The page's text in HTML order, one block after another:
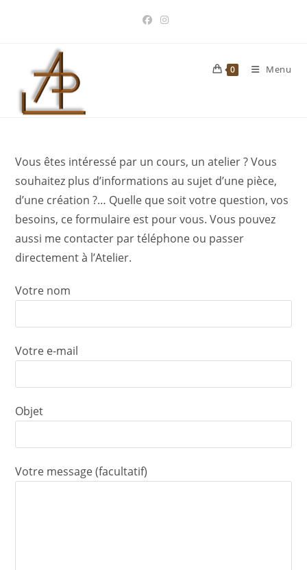
0 Menu
Vous êtes intéressé par un cours, un atelier ? Vous
souhaitez plus d’informations au sujet d’une pièce,
d’une création ?… Quelle que soit votre question, vos
besoins, ce formulaire est pour vous. Vous pouvez
aussi me contacter par téléphone ou passer
directement à l’Atelier.
Votre nom
Votre e-mail
Objet
Votre message (facultatif)